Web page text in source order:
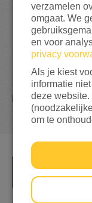
DONATIE
verzamelen
omgaat. We
en voor
privacy
Als je kiest
informatie
deze
om te